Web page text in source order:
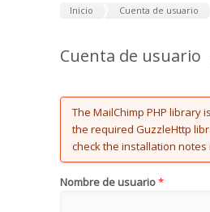
Inicio Cuenta de usuario
Cuenta de usuario
Error message
The MailChimp PHP library
the required GuzzleHttp
check the installation notes
Nombre de usuario*